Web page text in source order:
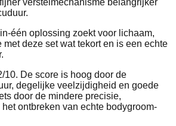
verstelmechanisme belangrijker
één oplossing zoekt voor lichaam,
met deze set wat tekort en is een echte
10. De score is hoog door de
degelijke veelzijdigheid en goede
door de mindere precisie,
ontbreken van echte bodygroom-